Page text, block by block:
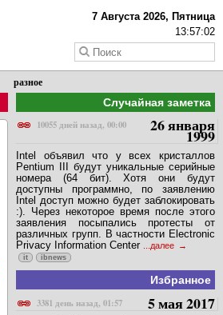
7 Августа 2026, Пятница
13:57:02
разное
Случайная заметка
10055 дней назад, 00:00
26 января
1999
Intel объявил что у всех кристаллов
Pentium III будут уникальные серийные
номера (64 бит). Хотя они будут
доступны программно, по заявлению
Intel доступ можно будет заблокировать
:). Через некоторое время после этого
заявления посыпались протесты от
различных групп. В частности Electronic
Privacy Information Center ...далее
it ibnews
Избранное
3381 день назад, 01:57
5 мая 2017